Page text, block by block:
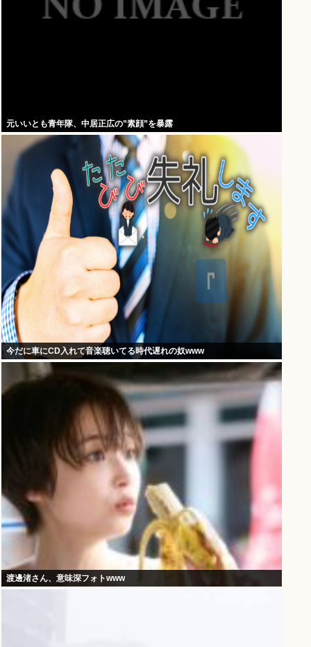
元いいとも青年隊、中居正広の”素顔”を暴露
今だに車にCD入れて音楽聴いてる時代遅れの奴www
渡邊渚さん、意味深フォトwww